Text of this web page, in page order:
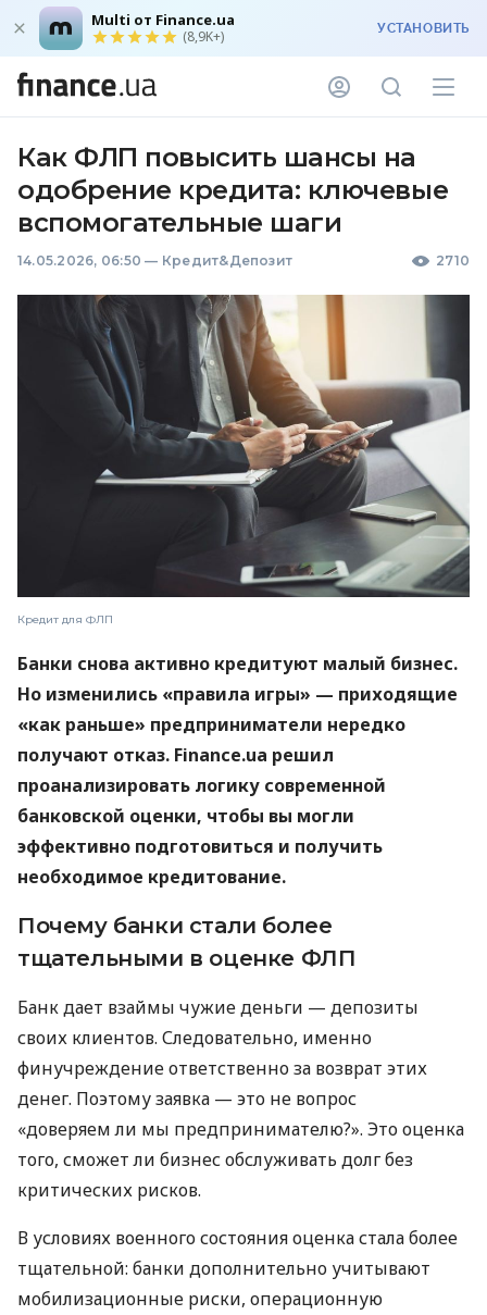
Multi от Finance.ua
(8,9K+) УСТАНОВИТЬ
Как ФЛП повысить шансы на
одобрение кредита: ключевые
вспомогательные шаги
14.05.2026, 06:50 — Кредит&Депозит 2710
Кредит для ФЛП
Банки снова активно кредитуют малый бизнес.
Но изменились «правила игры» — приходящие
«как раньше» предприниматели нередко
получают отказ. Finance.ua решил
проанализировать логику современной
банковской оценки, чтобы вы могли
эффективно подготовиться и получить
необходимое кредитование.
Почему банки стали более
тщательными в оценке ФЛП
Банк дает взаймы чужие деньги — депозиты
своих клиентов. Следовательно, именно
финучреждение ответственно за возврат этих
денег. Поэтому заявка — это не вопрос
«доверяем ли мы предпринимателю?». Это оценка
того, сможет ли бизнес обслуживать долг без
критических рисков.
В условиях военного состояния оценка стала более
тщательной: банки дополнительно учитывают
мобилизационные риски, операционную